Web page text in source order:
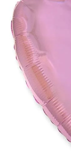
Корзина
Избранное
Доставка
О нас